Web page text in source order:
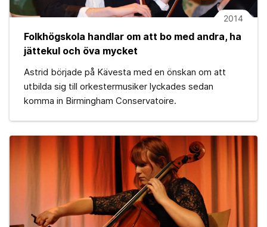
2014
Folkhögskola handlar om att bo med andra, ha
jättekul och öva mycket
Astrid började på Kävesta med en önskan om att
utbilda sig till orkestermusiker lyckades sedan
komma in Birmingham Conservatoire.